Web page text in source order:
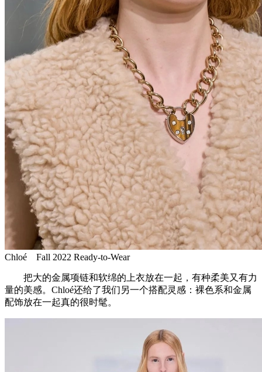
Chloé Fall 2022 Ready-to-Wear
把大的金属项链和软绵的上衣放在一起，有种柔美又有力
量的美感。Chloé还给了我们另一个搭配灵感：裸色系和金属
配饰放在一起真的很时髦。